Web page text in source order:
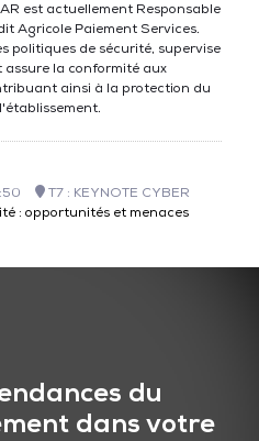
est actuellement Responsable
Agricole Paiement Services.
politiques de sécurité, supervise
assure la conformité aux
ainsi à la protection du
T7 : KEYNOTE CYBER
: opportunités et menaces
du
dans votre